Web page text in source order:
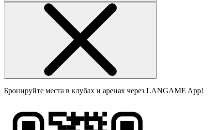
Бронируйте места в клубах и аренах через LANGAME App!